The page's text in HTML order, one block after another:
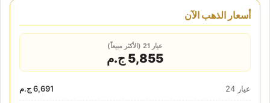
أسعار الذهب الآن
عيار 21 (الأكثر مبيعاً)
5,855 ج.م
عيار 24 6,691 ج.م